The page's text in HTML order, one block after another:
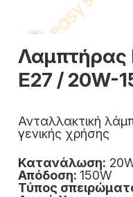
Λαμπτήρας
E27 / 20W-
Ανταλλακτική
γενικής χρήσης
Κατανάλωση:
Απόδοση: 150W
Τύπος